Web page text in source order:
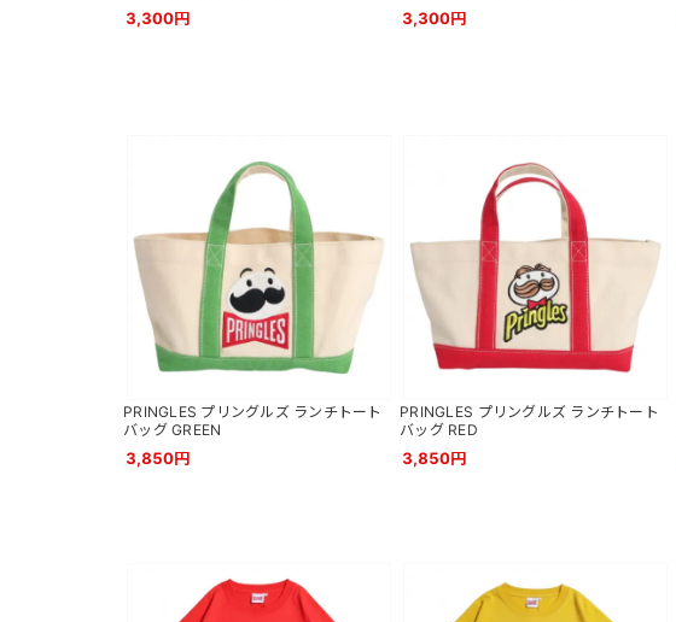
3,300円 3,300円
PRINGLES プリングルズ ランチトート
バッグ GREEN
3,850円
PRINGLES プリングルズ ランチトート
バッグ RED
3,850円